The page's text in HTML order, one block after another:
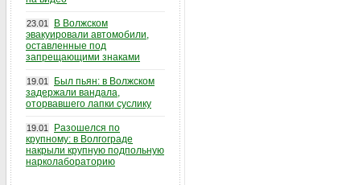
23.01
В Волжском
эвакуировали автомобили,
оставленные под
запрещающими знаками
19.01
Был пьян: в Волжском
задержали вандала,
оторвавшего лапки суслику
19.01
Разошелся по
крупному: в Волгограде
накрыли крупную подпольную
нарколабораторию